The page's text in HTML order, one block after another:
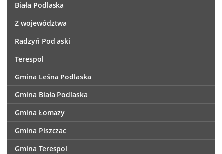
Biała Podlaska
Z województwa
Radzyń Podlaski
Terespol
Gmina Leśna Podlaska
Gmina Biała Podlaska
Gmina Łomazy
Gmina Piszczac
Gmina Terespol